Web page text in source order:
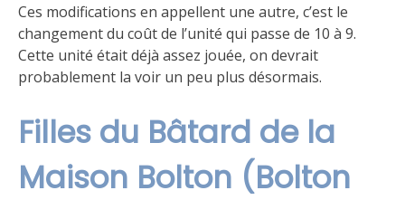
Ces modifications en appellent une autre, c’est le
changement du coût de l’unité qui passe de 10 à 9.
Cette unité était déjà assez jouée, on devrait
probablement la voir un peu plus désormais.
Filles du Bâtard de la
Maison Bolton (Bolton